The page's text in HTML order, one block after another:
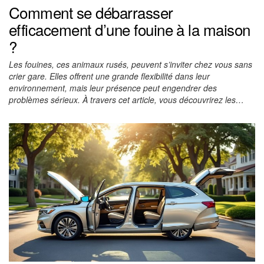
Comment se débarrasser
efficacement d’une fouine à la maison
?
Les fouines, ces animaux rusés, peuvent s’inviter chez vous sans
crier gare. Elles offrent une grande flexibilité dans leur
environnement, mais leur présence peut engendrer des
problèmes sérieux. À travers cet article, vous découvrirez les…